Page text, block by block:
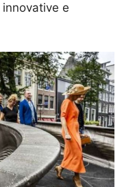
innovative e